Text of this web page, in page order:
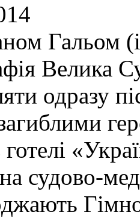
Гальом
Велика
одразу
судово-